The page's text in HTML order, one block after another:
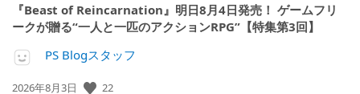
『Beast of Reincarnation』明日8月4日発売！ ゲームフリ
ークが贈る“一人と一匹のアクションRPG”【特集第3回】
PS Blogスタッフ
公
2026年8月3日 22